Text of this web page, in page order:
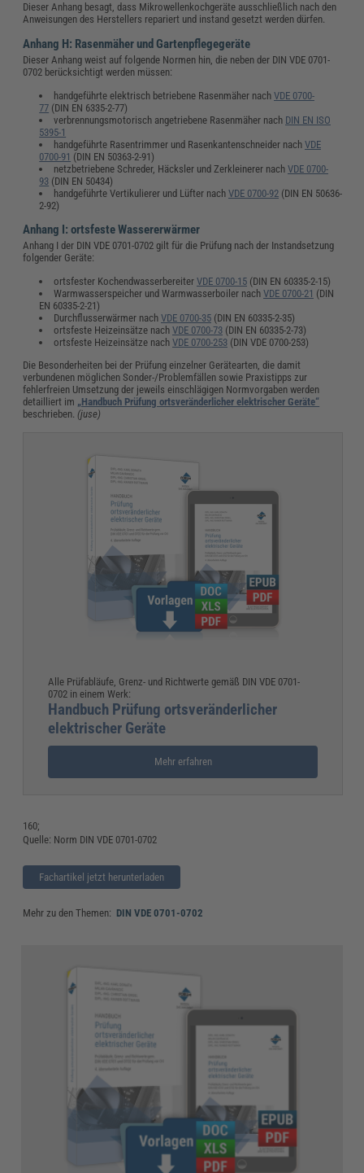
Dieser Anhang besagt, dass Mikrowellenkochgeräte ausschließlich nach den
Anweisungen des Herstellers repariert und instand gesetzt werden dürfen.
Anhang H: Rasenmäher und Gartenpflegegeräte
Dieser Anhang weist auf folgende Normen hin, die neben der DIN VDE 0701-
0702 berücksichtigt werden müssen:
handgeführte elektrisch betriebene Rasenmäher nach VDE 0700-
77 (DIN EN 6335-2-77)
verbrennungsmotorisch angetriebene Rasenmäher nach DIN EN ISO
5395-1
handgeführte Rasentrimmer und Rasenkantenschneider nach VDE
0700-91 (DIN EN 50363-2-91)
netzbetriebene Schreder, Häcksler und Zerkleinerer nach VDE 0700-
93 (DIN EN 50434)
handgeführte Vertikulierer und Lüfter nach VDE 0700-92 (DIN EN 50636-
2-92)
Anhang I: ortsfeste Wassererwärmer
Anhang I der DIN VDE 0701-0702 gilt für die Prüfung nach der Instandsetzung
folgender Geräte:
ortsfester Kochendwasserbereiter VDE 0700-15 (DIN EN 60335-2-15)
Warmwasserspeicher und Warmwasserboiler nach VDE 0700-21 (DIN
EN 60335-2-21)
Durchflusserwärmer nach VDE 0700-35 (DIN EN 60335-2-35)
ortsfeste Heizeinsätze nach VDE 0700-73 (DIN EN 60335-2-73)
ortsfeste Heizeinsätze nach VDE 0700-253 (DIN VDE 0700-253)
Die Besonderheiten bei der Prüfung einzelner Gerätearten, die damit
verbundenen möglichen Sonder-/Problemfällen sowie Praxistipps zur
fehlerfreien Umsetzung der jeweils einschlägigen Normvorgaben werden
detailliert im „Handbuch Prüfung ortsveränderlicher elektrischer Geräte“
beschrieben. (juse)
Alle Prüfabläufe, Grenz- und Richtwerte gemäß DIN VDE 0701-
0702 in einem Werk:
Handbuch Prüfung ortsveränderlicher
elektrischer Geräte
Mehr erfahren
160;
Quelle: Norm DIN VDE 0701-0702
Fachartikel jetzt herunterladen
Mehr zu den Themen: DIN VDE 0701-0702